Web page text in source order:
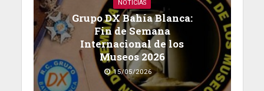
NOTICIAS
Grupo DX Bahía Blanca:
Fin de Semana
Internacional de los
Museos 2026
15/05/2026